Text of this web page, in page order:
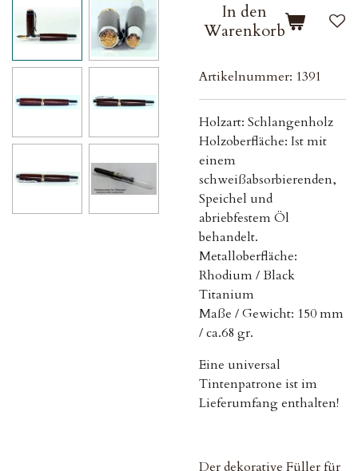
In den
Warenkorb
Artikelnummer: 1391
Holzart: Schlangenholz
Holzoberfläche: Ist mit
einem
schweißabsorbierenden,
Speichel und
abriebfestem Öl
behandelt.
Metalloberfläche:
Rhodium / Black
Titanium
Maße / Gewicht: 150 mm
/ ca.68 gr.
Eine universal
Tintenpatrone ist im
Lieferumfang enthalten!
Der dekorative Füller für